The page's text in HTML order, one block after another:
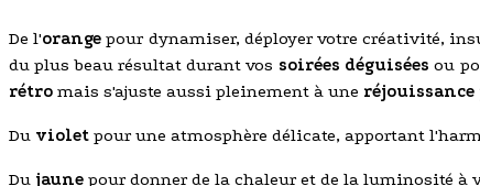
De l'orange pour dynamiser, déployer votre créativité,
du plus beau résultat durant vos soirées déguisées ou
rétro mais s'ajuste aussi pleinement à une
Du violet pour une atmosphère délicate, apportant
Du jaune pour donner de la chaleur et de la luminosité à